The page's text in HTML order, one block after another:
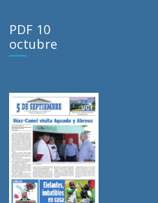
PDF 10
octubre